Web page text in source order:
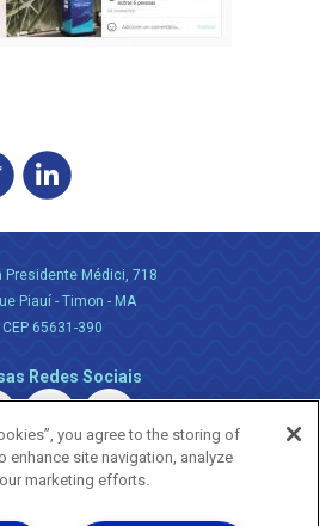
Presidente Médici, 718
Piauí - Timon - MA
CEP 65631-390
Redes Sociais
you agree to the storing of
enhance site navigation, analyze
marketing efforts.